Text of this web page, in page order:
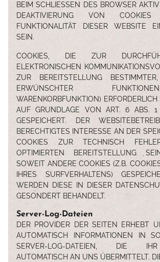
EIM SCHLIESSEN DES BROWSER
AKTIVIERUNG VON COOKIES
NKTIONALITÄT DIESER WEBSITE
IN.
COOKIES, DIE ZUR
ELEKTRONISCHEN
ZUR BEREITSTELLUNG
ERWÜNSCHTER
WARENKORBFUNKTION)
AUF GRUNDLAGE VON ART. 6 ABS.
GESPEICHERT. DER
BERECHTIGTES INTERESSE AN DER
COOKIES ZUR TECHNISCH
OPTIMIERTEN BEREITSTELLUNG
SOWEIT ANDERE COOKIES (Z.B.
IHRES SURFVERHALTENS)
WERDEN DIESE IN DIESER
GESONDERT BEHANDELT.
Server-Log-Dateien
DER PROVIDER DER SEITEN ERHEBT
AUTOMATISCH INFORMATIONEN IN
SERVER-LOG-DATEIEN, DIE
AUTOMATISCH AN UNS ÜBERMITTELT.